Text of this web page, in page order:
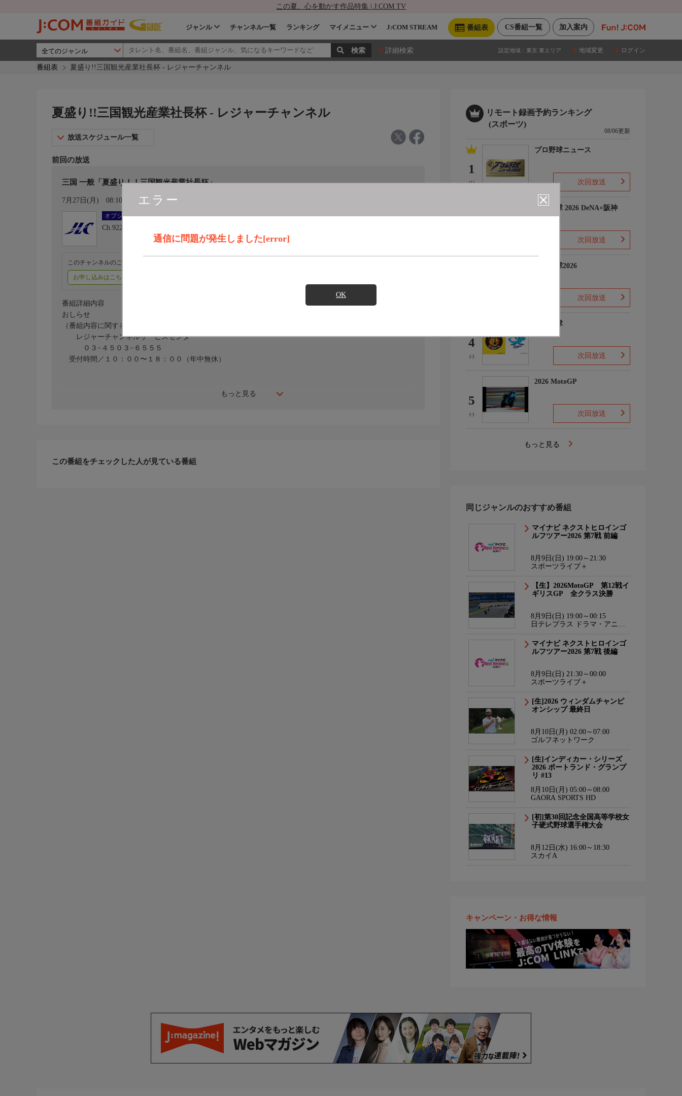
この夏、心を動かす作品特集 | J:COM TV
加入案内
CS番組一覧
番組表
ジャンル チャンネル一覧 ランキング マイメニュー J:COM STREAM
詳細検索 設定地域： 東京 東エリア 地域変更 ログイン
番組表 夏盛り!!三国観光産業社長杯 - レジャーチャンネル
エラー
通信に問題が発生しました[error]
OK
夏盛り!!三国観光産業社長杯 - レジャーチャンネル
放送スケジュール一覧
前回の放送
三国 一般「夏盛り！！三国観光産業社長杯」
7月27日(月) 08:10〜11:00 カレンダー登録
オプション
Ch.922
このチャンネルのご視聴には、オプションチャンネル(有料)のご契約が必要となります。
お申し込みはこちら
もっと見る
番組詳細内容
おしらせ
（番組内容に関するお問い合わせは）
レジャーチャンネルサービスセンター
０３−４５０３−６５５５
受付時間／１０：００〜１８：００（年中無休）
この番組をチェックした人が見ている番組
リモート録画予約ランキング
(スポーツ)
08/06更新
1
(1)
プロ野球ニュース
次回放送
プロ野球 2026 DeNA×阪神
次回放送
プロ野球2026
次回放送
4
(-)
プロ野球
次回放送
5
(-)
2026 MotoGP
次回放送
もっと見る
同じジャンルのおすすめ番組
マイナビ ネクストヒロインゴ
ルフツアー2026 第7戦 前編
8月9日(日) 19:00～21:30
スポーツライブ＋
【生】2026MotoGP 第12戦イ
ギリスGP 全クラス決勝
8月9日(日) 19:00～00:15
日テレプラス ドラマ・アニ
マイナビ ネクストヒロインゴ
ルフツアー2026 第7戦 後編
8月9日(日) 21:30～00:00
スポーツライブ＋
[生]2026 ウィンダムチャンピ
オンシップ 最終日
8月10日(月) 02:00～07:00
ゴルフネットワーク
[生]インディカー・シリーズ
2026 ポートランド・グランプ
リ #13
8月10日(月) 05:00～08:00
GAORA SPORTS HD
[初]第30回記念全国高等学校女
子硬式野球選手権大会
8月12日(水) 16:00～18:30
スカイA
キャンペーン・お得な情報